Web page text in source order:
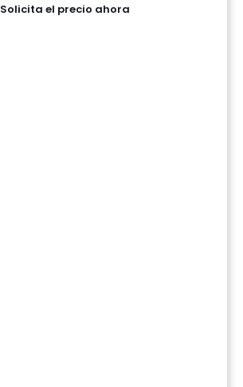
Solicita el precio ahora